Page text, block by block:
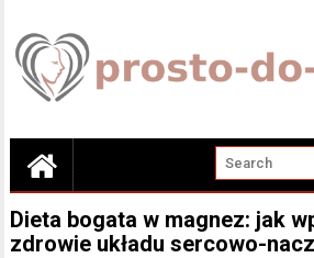
content
Dieta bogata w magnez: jak
zdrowie układu sercowo-